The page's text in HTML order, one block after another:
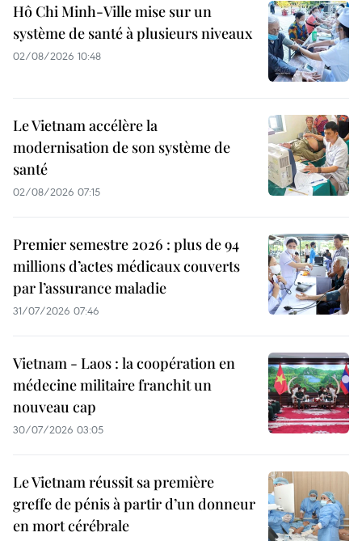
Hô Chi Minh-Ville mise sur un
système de santé à plusieurs niveaux
02/08/2026 10:48
Le Vietnam accélère la
modernisation de son système de
santé
02/08/2026 07:15
Premier semestre 2026 : plus de 94
millions d’actes médicaux couverts
par l’assurance maladie
31/07/2026 07:46
Vietnam - Laos : la coopération en
médecine militaire franchit un
nouveau cap
30/07/2026 03:05
Le Vietnam réussit sa première
greffe de pénis à partir d’un donneur
en mort cérébrale